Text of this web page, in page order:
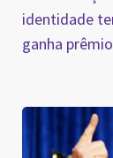
identidade
ganha